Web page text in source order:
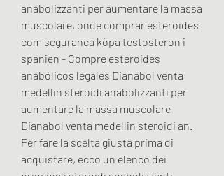
anabolizzanti per aumentare la massa
muscolare, onde comprar esteroides
com seguranca köpa testosteron i
spanien - Compre esteroides
anabólicos legales Dianabol venta
medellin steroidi anabolizzanti per
aumentare la massa muscolare
Dianabol venta medellin steroidi an.
Per fare la scelta giusta prima di
acquistare, ecco un elenco dei